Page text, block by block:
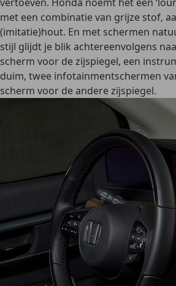
met een combinatie van grijze stof,
(imitatie)hout. En met schermen
stijl glijdt je blik achtereenvolgens
scherm voor de zijspiegel, een
duim, twee infotainmentschermen
scherm voor de andere zijspiegel.